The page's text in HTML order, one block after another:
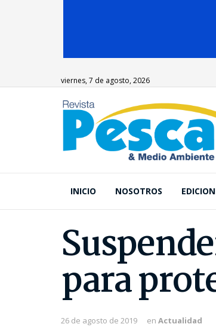
viernes, 7 de agosto, 2026
INICIO NOSOTROS
para
26 de agosto de 2019 en Actualidad